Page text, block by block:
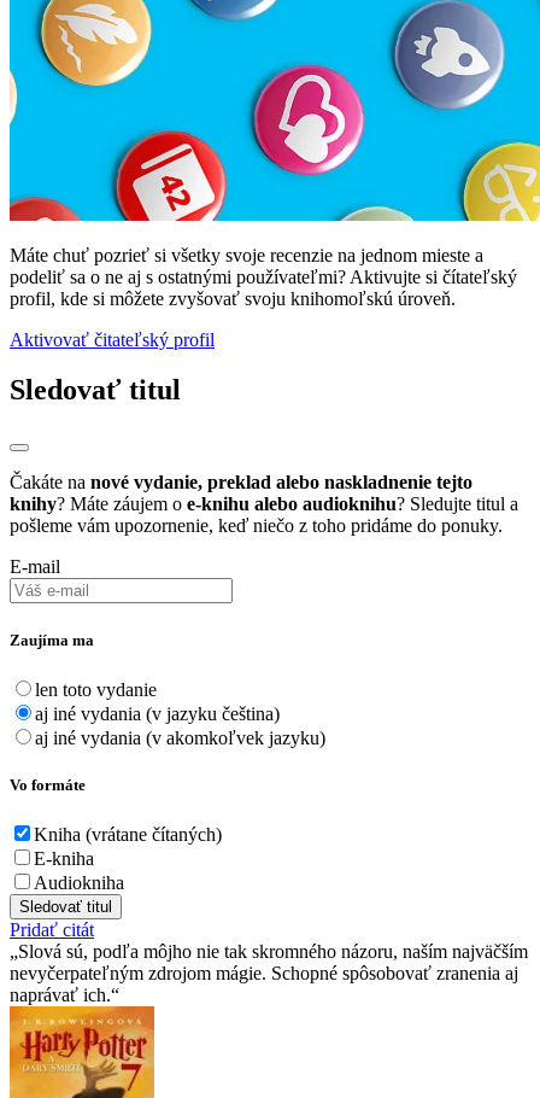
Máte chuť pozrieť si všetky svoje recenzie na jednom mieste a
podeliť sa o ne aj s ostatnými používateľmi? Aktivujte si čítateľský
profil, kde si môžete zvyšovať svoju knihomoľskú úroveň.
Aktivovať čitateľský profil
Sledovať titul
Čakáte na nové vydanie, preklad alebo naskladnenie tejto
knihy? Máte záujem o e-knihu alebo audioknihu? Sledujte titul a
pošleme vám upozornenie, keď niečo z toho pridáme do ponuky.
E-mail
Zaujíma ma
len toto vydanie
aj iné vydania (v jazyku čeština)
aj iné vydania (v akomkoľvek jazyku)
Vo formáte
Kniha (vrátane čítaných)
E-kniha
Audiokniha
Sledovať titul
Pridať citát
Slová sú, podľa môjho nie tak skromného názoru, naším najväčším
nevyčerpateľným zdrojom mágie. Schopné spôsobovať zranenia aj
naprávať ich.